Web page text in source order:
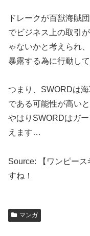
ドレークが百獣海賊
でビジネス上の取引
ゃないかと考えられ
暴露する為に行動し
つまり、SWORDは海
である可能性が高い
やはりSWORDはガ
えます…
Source: 【ワンピー
すね！
マンガ